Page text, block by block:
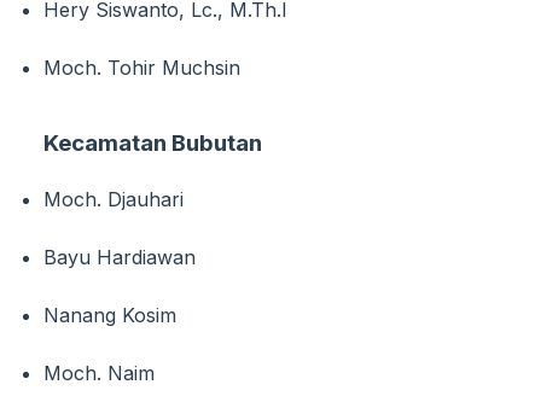
Hery Siswanto, Lc., M.Th.I
Moch. Tohir Muchsin
Kecamatan Bubutan
Moch. Djauhari
Bayu Hardiawan
Nanang Kosim
Moch. Naim